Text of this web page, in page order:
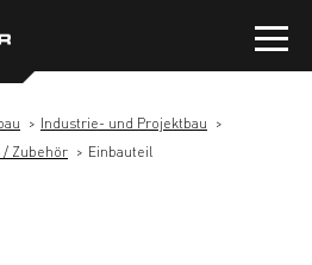
Industrie- und Projektbau
/ Zubehör Einbauteil